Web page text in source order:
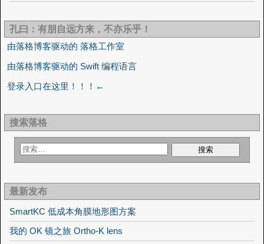
孔曰：有朋自远方来，不亦乐乎！
由落格博客驱动的 落格工作室
由落格博客驱动的 Swift 编程语言
登录入口在这里！！！←
搜索落格
最新发布
SmartKC 低成本角膜地形图方案
我的 OK 镜之旅 Ortho-K lens